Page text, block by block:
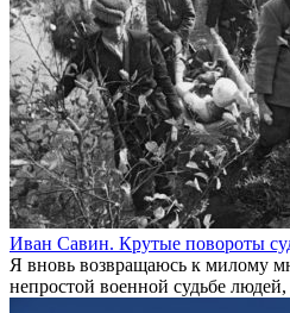
Иван Савин. Крутые повороты
Я вновь возвращаюсь к милому
непростой военной судьбе